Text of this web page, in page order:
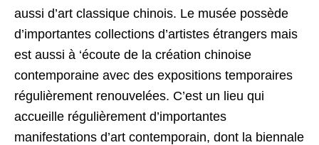
aussi d’art classique chinois. Le musée possède
d’importantes collections d’artistes étrangers mais
est aussi à ‘écoute de la création chinoise
contemporaine avec des expositions temporaires
régulièrement renouvelées. C’est un lieu qui
accueille régulièrement d’importantes
manifestations d’art contemporain, dont la biennale